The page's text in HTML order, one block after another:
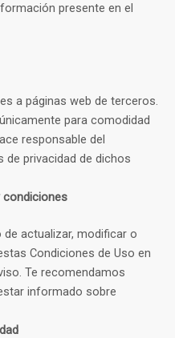
presente en el
a páginas web de terceros.
para comodidad
responsable del
de privacidad de dichos
condiciones
de actualizar, modificar o
Condiciones de Uso en
Te recomendamos
informado sobre